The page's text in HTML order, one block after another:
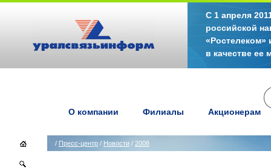
С 1 апреля
российской
«Ростелеком»
в качестве ее
О компании Филиалы Акционерам
/ Пресс-центр / Новости / 2008